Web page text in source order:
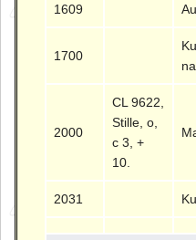
1609
1700
2000
CL 9622,
Stille, o,
c 3, +
10.
2031